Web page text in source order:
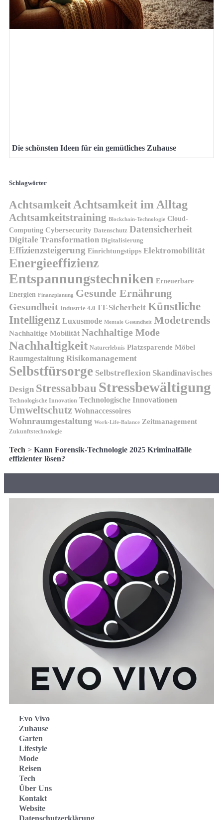
Die schönsten Ideen für ein gemütliches Zuhause
Schlagwörter
AchtsamkeitAchtsamkeit im Alltag
Achtsamkeitstraining Blockchain-Technologie Cloud-
Computing Cybersecurity Datenschutz Datensicherheit
Digitale Transformation Digitalisierung
Effizienzsteigerung Einrichtungstipps Elektromobilität
Energieeffizienz
Entspannungstechniken Erneuerbare
Energien Finanzplanung Gesunde Ernährung
Gesundheit Industrie 4.0 IT-Sicherheit Künstliche
Intelligenz Luxusmode Mentale Gesundheit Modetrends
Nachhaltige Mobilität Nachhaltige Mode
Nachhaltigkeit Naturerlebnis Platzsparende Möbel
Raumgestaltung Risikomanagement
Selbstfürsorge Selbstreflexion Skandinavisches
Design Stressabbau Stressbewältigung
Technologische Innovation Technologische Innovationen
Umweltschutz Wohnaccessoires
Wohnraumgestaltung Work-Life-Balance Zeitmanagement
Zukunftstechnologie
Tech > Kann Forensik-Technologie 2025 Kriminalfälle
effizienter lösen?
Evo Vivo
Zuhause
Garten
Lifestyle
Mode
Reisen
Tech
Über Uns
Kontakt
Website
Datenschutzerklärung